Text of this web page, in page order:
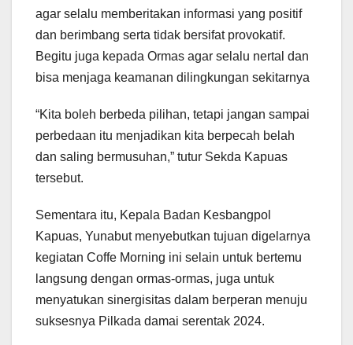
agar selalu memberitakan informasi yang positif
dan berimbang serta tidak bersifat provokatif.
Begitu juga kepada Ormas agar selalu nertal dan
bisa menjaga keamanan dilingkungan sekitarnya
“Kita boleh berbeda pilihan, tetapi jangan sampai
perbedaan itu menjadikan kita berpecah belah
dan saling bermusuhan,” tutur Sekda Kapuas
tersebut.
Sementara itu, Kepala Badan Kesbangpol
Kapuas, Yunabut menyebutkan tujuan digelarnya
kegiatan Coffe Morning ini selain untuk bertemu
langsung dengan ormas-ormas, juga untuk
menyatukan sinergisitas dalam berperan menuju
suksesnya Pilkada damai serentak 2024.